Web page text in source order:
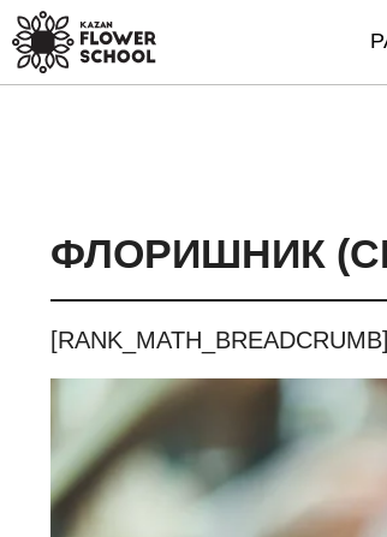
ФЛОРИШНИК
[RANK_MATH_BREADCRUMB]